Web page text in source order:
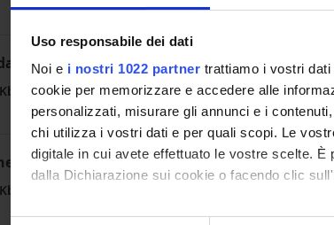
Uso responsabile dei dati
Noi e i nostri 1022 partner trattiamo i vostri
cookie per memorizzare e accedere alle
personalizzati, misurare gli annunci e i
chi utilizza i vostri dati e per quali scopi. Le
digitale in cui avete effettuato le vostre scelte.
dalla Dichiarazione sui cookie o facendo clic
Con il tuo consenso, vorremmo anche:
allegare
esaminatrice